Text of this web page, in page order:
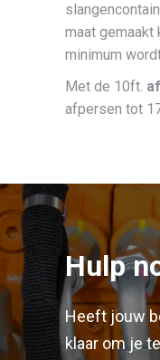
maat gemaakt
minimum
Met de 10ft.
afpersen tot
Hulp
Heeft jouw
klaar om je